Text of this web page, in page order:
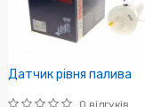
Датчик рівня палива
0 відгуків